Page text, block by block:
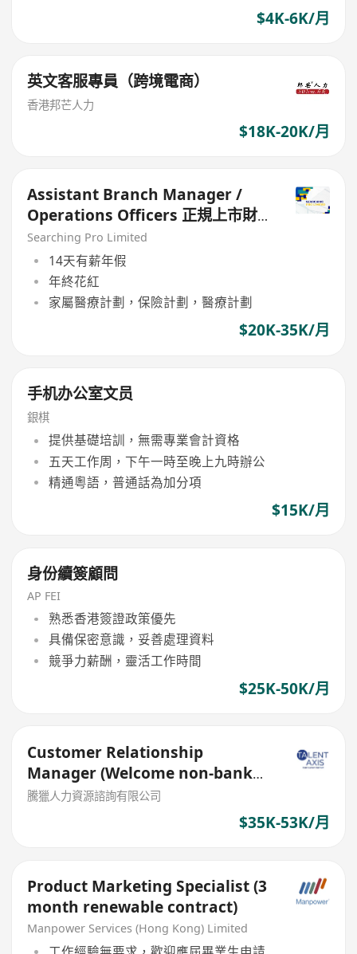
$4K-6K/月
英文客服專員（跨境電商）
香港邦芒人力
$18K-20K/月
Assistant Branch Manager /
Operations Officers 正規上市財
務公司
Searching Pro Limited
14天有薪年假
年終花紅
家屬醫療計劃，保險計劃，醫療計劃
$20K-35K/月
手机办公室文员
銀棋
提供基礎培訓，無需專業會計資格
五天工作周，下午一時至晚上九時辦公
精通粵語，普通話為加分項
$15K/月
身份續簽顧問
AP FEI
熟悉香港簽證政策優先
具備保密意識，妥善處理資料
競爭力薪酬，靈活工作時間
$25K-50K/月
Customer Relationship
Manager (Welcome non-bank
sales person)
騰獵人力資源諮詢有限公司
$35K-53K/月
Product Marketing Specialist (3
month renewable contract)
Manpower Services (Hong Kong) Limited